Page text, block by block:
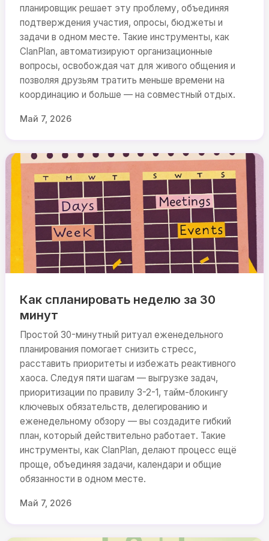
планировщик решает эту проблему, объединяя
подтверждения участия, опросы, бюджеты и
задачи в одном месте. Такие инструменты, как
ClanPlan, автоматизируют организационные
вопросы, освобождая чат для живого общения и
позволяя друзьям тратить меньше времени на
координацию и больше — на совместный отдых.
Май 7, 2026
Как спланировать неделю за 30
минут
Простой 30-минутный ритуал еженедельного
планирования помогает снизить стресс,
расставить приоритеты и избежать реактивного
хаоса. Следуя пяти шагам — выгрузке задач,
приоритизации по правилу 3-2-1, тайм-блокингу
ключевых обязательств, делегированию и
еженедельному обзору — вы создадите гибкий
план, который действительно работает. Такие
инструменты, как ClanPlan, делают процесс ещё
проще, объединяя задачи, календари и общие
обязанности в одном месте.
Май 7, 2026